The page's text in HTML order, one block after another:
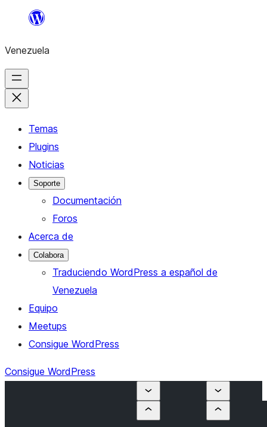
Saltar
contenido
Venezuela
Temas
Plugins
Noticias
Soporte
Documentación
Foros
Acerca de
Colabora
Traduciendo WordPress a español de
Venezuela
Equipo
Meetups
Consigue WordPress
Consigue WordPress